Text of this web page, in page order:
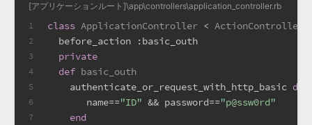
[アプリケーションルート]\app\controllers\application_controller.rb
1
2
3
4
5
6
7
class ApplicationController <
  before_action
:basic_outh
private
def basic_outh
    authenticate_or_request_with_http_basic
do
       name==
"ID" && password=="p@ssw0rd"
end